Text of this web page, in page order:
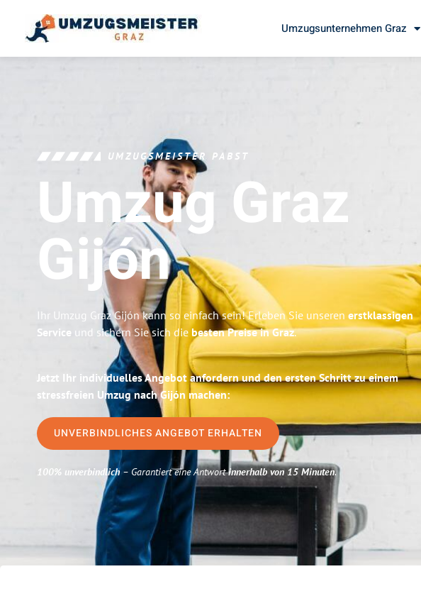
Umzugsunternehmen Graz
UMZUGSMEISTER PABST
Umzug Graz
Gijón
Ihr Umzug Graz Gijón kann so einfach sein! Erleben Sie unseren erstklassigen
Service und sichern Sie sich die besten Preise in Graz.
Jetzt Ihr individuelles Angebot anfordern und den ersten Schritt zu einem
stressfreien Umzug nach Gijón machen:
UNVERBINDLICHES ANGEBOT ERHALTEN
100% unverbindlich– Garantiert eine Antwortinnerhalb von 15 Minuten.